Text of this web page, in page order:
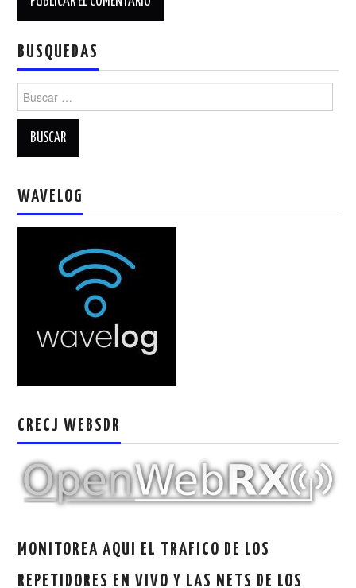
BUSQUEDAS
WAVELOG
CRECJ WEBSDR
MONITOREA AQUI EL TRAFICO DE LOS
REPETIDORES EN VIVO Y LAS NETS DE LOS